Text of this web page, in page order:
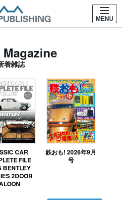
MENU
着雑誌
CAR
FILE
BENTLEY
2DOOR
鉄おも! 2026年9月
号